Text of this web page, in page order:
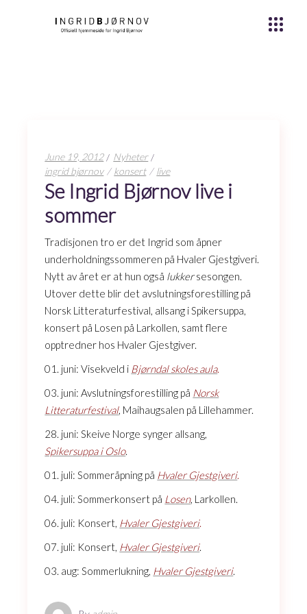
June 19, 2012
Nyheter
ingrid bjørnov
konsert live
Se Ingrid Bjørnov live i
sommer
Tradisjonen tro er det Ingrid som åpner
underholdningssommeren på Hvaler Gjestgiveri.
Nytt av året er at hun også lukkersesongen.
Utover dette blir det avslutningsforestilling på
Norsk Litteraturfestival, allsang i Spikersuppa,
konsert på Losen på Larkollen, samt flere
opptredner hos Hvaler Gjestgiver.
01. juni: Visekveld i Bjørndal skoles aula.
03. juni: Avslutningsforestilling på Norsk
Litteraturfestival, Maihaugsalen på Lillehammer.
28. juni: Skeive Norge synger allsang,
Spikersuppa i Oslo.
01. juli: Sommeråpning på Hvaler Gjestgiveri.
04. juli: Sommerkonsert på Losen, Larkollen.
06. juli: Konsert, Hvaler Gjestgiveri.
07. juli: Konsert, Hvaler Gjestgiveri.
03. aug: Sommerlukning, Hvaler Gjestgiveri.